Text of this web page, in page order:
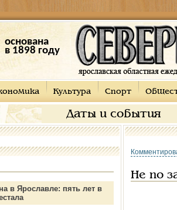
основана
в 1898 году
Культура Спорт
Даты и события
в Ярославле: пять лет в
Не по